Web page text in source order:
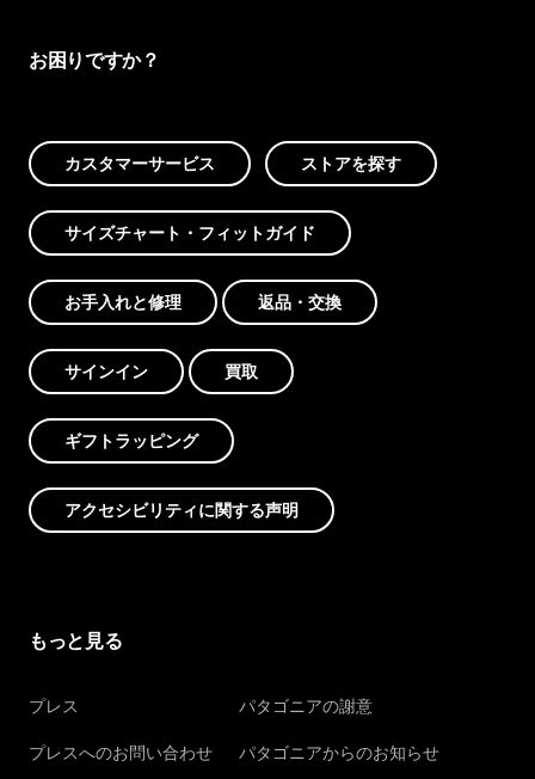
お困りですか？
カスタマーサービス ストアを探す
サイズチャート・フィットガイド
お手入れと修理 返品・交換
サインイン 買取
ギフトラッピング
アクセシビリティに関する声明
もっと見る
プレス
プレスへのお問い合わせ
パタゴニアの謝意
パタゴニアからのお知らせ